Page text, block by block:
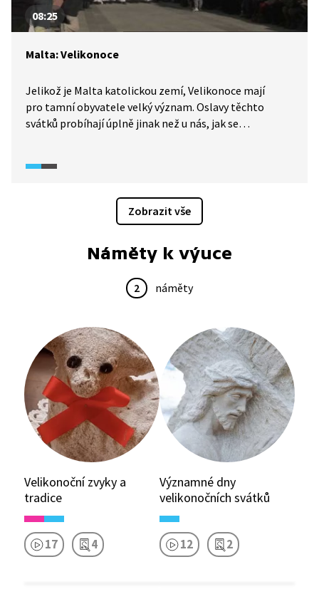
08:25
Malta: Velikonoce
Jelikož je Malta katolickou zemí, Velikonoce mají
pro tamní obyvatele velký význam. Oslavy těchto
svátků probíhají úplně jinak než u nás, jak se
prohlédnout například na výstavách v miniaturním
průvod ulicemi měst, kterého se účastní až 700 postav.
Zobrazit vše
Náměty k výuce
2 náměty
Velikonoční zvyky a
tradice
17 4
Významné dny
velikonočních svátků
12 2